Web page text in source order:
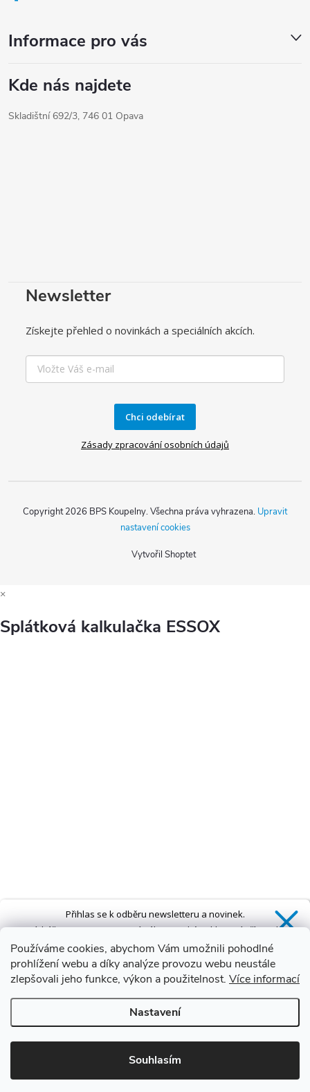
Používáme cookies, abychom Vám umožnili pohodlné
prohlížení webu a díky analýze provozu webu neustále
zlepšovali jeho funkce, výkon a použitelnost. Více informací
Nastavení
Souhlasím
Informace pro vás
Kde nás najdete
Skladištní 692/3, 746 01 Opava
Newsletter
Získejte přehled o novinkách a speciálních akcích.
Chci odebírat
Zásady zpracování osobních údajů
Vytvořil Shoptet
Copyright 2026 BPS Koupelny. Všechna práva vyhrazena. Upravit
nastavení cookies
×
Splátková kalkulačka ESSOX
Přihlas se k odběru newsletteru a novinek.
ZískášSLEVU 5 %na první nákup a také exkluzivní přístup k
novinkám, slevám a dalším speciálním nabídkám.*
Ano, chci se přihlásit
Zásady zpracování osobních údajů
*Sleva neplatí na vany s dvířky AVO a VOVO